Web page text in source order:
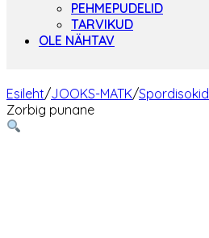
PEHMEPUDELID
TARVIKUD
OLE NÄHTAV
Esileht/JOOKS-MATK/Spordisokid
Zorbig punane